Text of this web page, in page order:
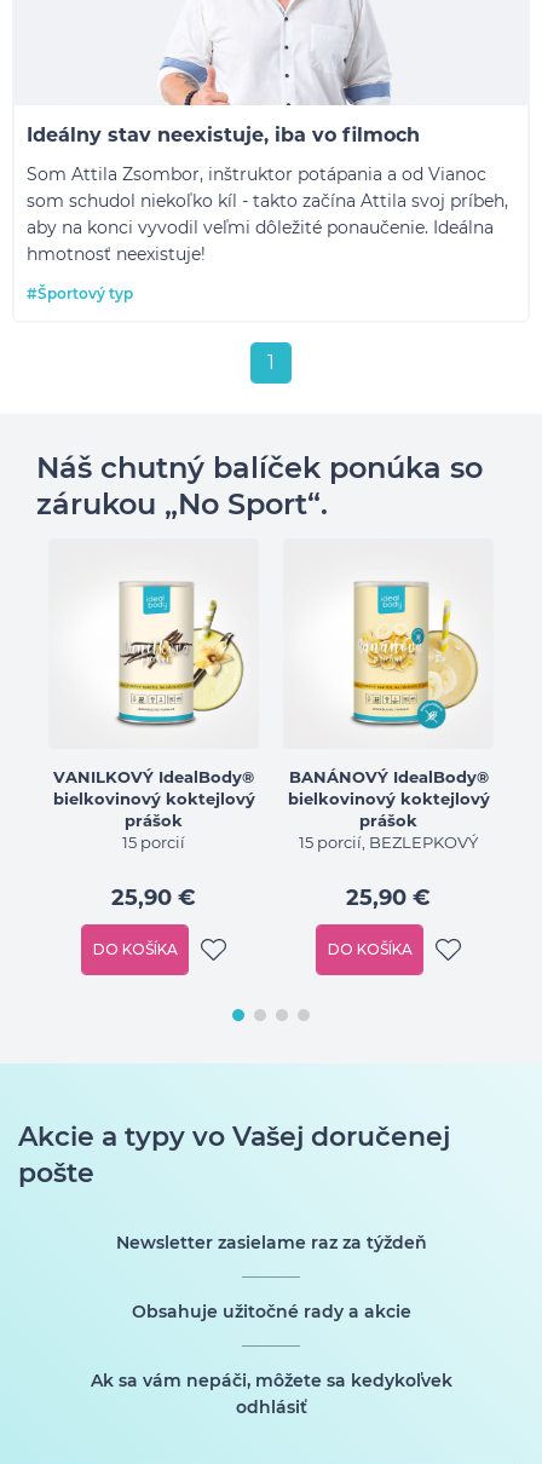
Ideálny stav neexistuje, iba vo filmoch
Som Attila Zsombor, inštruktor potápania a od Vianoc
som schudol niekoľko kíl - takto začína Attila svoj príbeh,
aby na konci vyvodil veľmi dôležité ponaučenie. Ideálna
hmotnosť neexistuje!
#Športový typ
1
Náš chutný balíček ponúka so
zárukou „No Sport“.
VANILKOVÝ IdealBody®
bielkovinový koktejlový
prášok
15 porcií
25,90 €
DO KOŠÍKA
BANÁNOVÝ IdealBody®
bielkovinový koktejlový
prášok
15 porcií, BEZLEPKOVÝ
25,90 €
DO KOŠÍKA
Akcie a typy vo Vašej doručenej
pošte
Newsletter zasielame raz za týždeň
Obsahuje užitočné rady a akcie
Ak sa vám nepáči, môžete sa kedykoľvek
odhlásiť